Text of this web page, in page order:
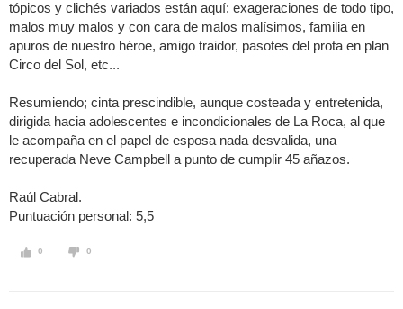
tópicos y clichés variados están aquí: exageraciones de todo tipo,
malos muy malos y con cara de malos malísimos, familia en
apuros de nuestro héroe, amigo traidor, pasotes del prota en plan
Circo del Sol, etc...
Resumiendo; cinta prescindible, aunque costeada y entretenida,
dirigida hacia adolescentes e incondicionales de La Roca, al que
le acompaña en el papel de esposa nada desvalida, una
recuperada Neve Campbell a punto de cumplir 45 añazos.
Raúl Cabral.
Puntuación personal: 5,5
0 0